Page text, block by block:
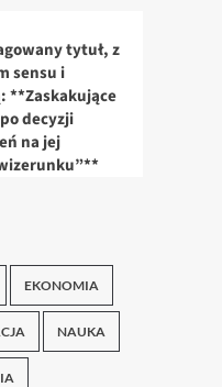
tytuł, z
sensu i
**Zaskakujące
decyzji
na jej
EKONOMIA
NAUKA